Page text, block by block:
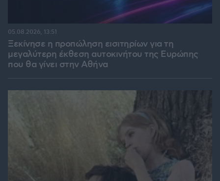
Ξεκίνησε η προπώληση εισιτηρίων για τη
μεγαλύτερη έκθεση αυτοκινήτου της Ευρώπης
που θα γίνει στην Αθήνα
05.08.2026, 13:51